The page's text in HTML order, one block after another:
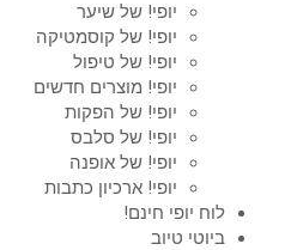
יופי! של שיער
יופי! של קוסמטיקה
יופי! של טיפול
יופי! מוצרים חדשים
יופי! של הפקות
יופי! של סלבס
יופי! של אופנה
יופי! ארכיון כתבות
לוח יופי חינם!
ביוטי טיוב